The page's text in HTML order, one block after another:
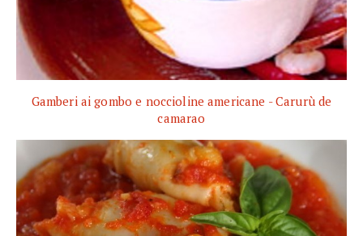
Gamberi ai gombo e noccioline americane - Carurù de
camarao